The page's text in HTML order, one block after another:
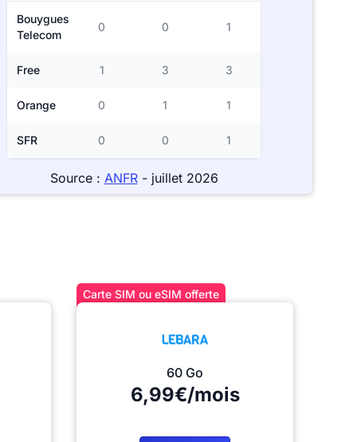
Bouygues
Telecom
0 0 1
Free 1 3 3
Orange 0 1 1
SFR 0 0 1
Source : ANFR- juillet 2026
Carte SIM ou eSIM offerte
60 Go
6,99€/mois